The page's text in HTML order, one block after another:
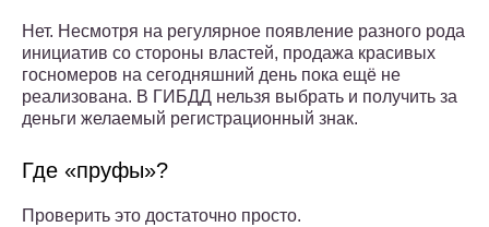
Нет. Несмотря на регулярное появление разного рода
инициатив со стороны властей, продажа красивых
госномеров на сегодняшний день пока ещё не
реализована. В ГИБДД нельзя выбрать и получить за
деньги желаемый регистрационный знак.
Где «пруфы»?
Проверить это достаточно просто.